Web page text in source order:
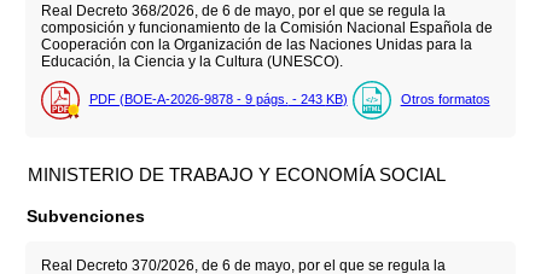
Real Decreto 368/2026, de 6 de mayo, por el que se regula la
composición y funcionamiento de la Comisión Nacional Española de
Cooperación con la Organización de las Naciones Unidas para la
Educación, la Ciencia y la Cultura (UNESCO).
PDF (BOE-A-2026-9878 - 9 págs. - 243 KB) Otros formatos
MINISTERIO DE TRABAJO Y ECONOMÍA SOCIAL
Subvenciones
Real Decreto 370/2026, de 6 de mayo, por el que se regula la